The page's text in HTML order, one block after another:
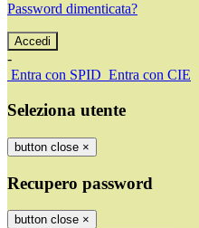
Password dimenticata?
-
Entra con SPID Entra con CIE
Seleziona utente
button close ×
Recupero password
button close ×